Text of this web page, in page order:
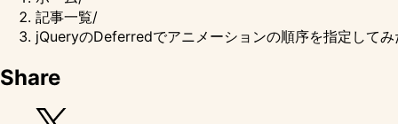
記事一覧/
jQueryのDeferredでアニメーションの順序を指定してみ
Share